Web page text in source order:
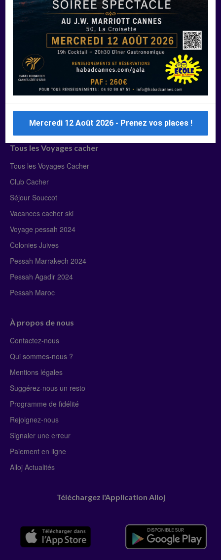
Manger Cacher
Liste des restaurants cacher
Restaurants cacher à Paris
Restaurants cacher à Deauville
Restaurants cacher à Lyon
Restaurants cacher à Marseille
Restaurants cacher Dubaï
Tous les Voyages cacher
Tous les Voyages Cacher
Club Cacher
Séjour Souccot
Vacances cacher ski
Voyage pessah 2024
Colonies Juives
Pessah Marrakech 2024
Pessah Agadir 2024
Pessah Maroc
À propos de nous
Contactez-nous
Qui sommes-nous ?
Mentions légales
Suggérez-nous un resto
Programme de fidélité
Rejoignez-nous
Signaler une erreur
Paiement en ligne
Alloj Actualités
Téléchargez l'Application Alloj
Mercredi 12 Août 2026 - Prenez vos places !